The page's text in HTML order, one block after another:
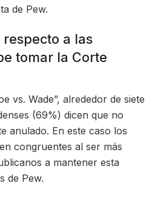
de Pew.
a las
tomar la Corte
vs. Wade”, alrededor de siete
(69%) dicen que no
anulado. En este caso los
congruentes al ser más
a mantener esta
de Pew.